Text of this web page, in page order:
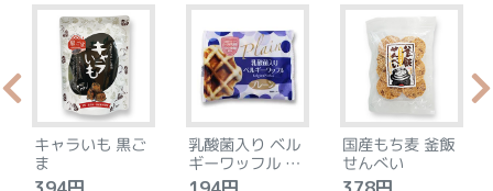
キャラいも 黒ご
ま
乳酸菌入り ベル
ギーワッフル プ
レーン
国産もち麦 釜飯
せんべい